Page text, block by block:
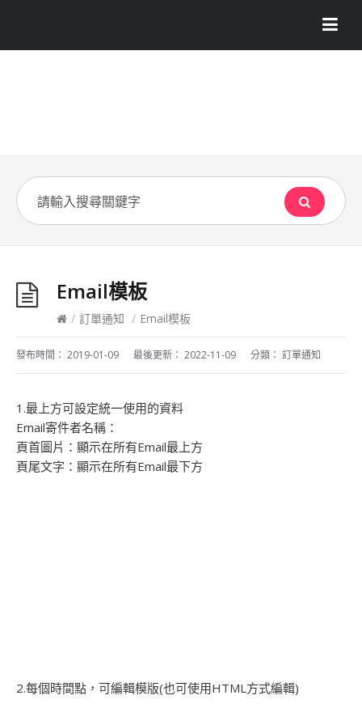
Email模板
/ 訂單通知 / Email模板
發布時間： 2019-01-09 最後更新： 2022-11-09 分類： 訂單通知
1.最上方可設定統一使用的資料
Email寄件者名稱：
頁首圖片：顯示在所有Email最上方
頁尾文字：顯示在所有Email最下方
2.每個時間點，可編輯模版(也可使用HTML方式編輯)